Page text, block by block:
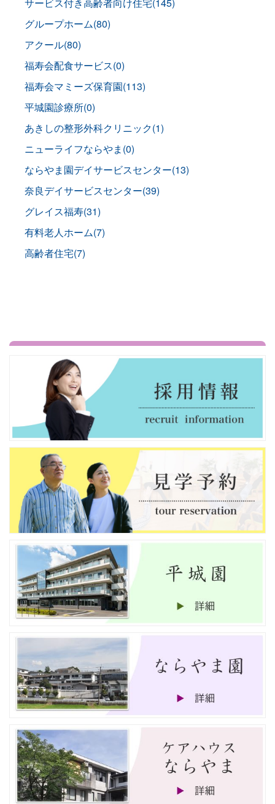
グループホーム(80)
アクール(80)
福寿会配食サービス(0)
福寿会マミーズ保育園(113)
平城園診療所(0)
あきしの整形外科クリニック(1)
ニューライフならやま(0)
ならやま園デイサービスセンター(13)
奈良デイサービスセンター(39)
グレイス福寿(31)
有料老人ホーム(7)
高齢者住宅(7)